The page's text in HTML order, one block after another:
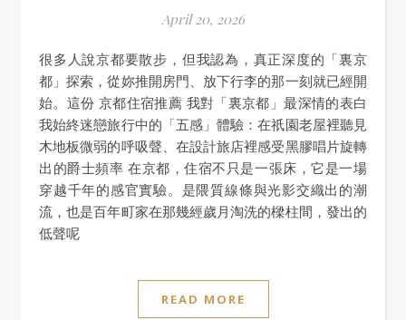
April 20, 2026
很多人說京都要散步，但我認為，真正深度的「裏京
都」探索，從妳推開房門、放下行李的那一刻就已經開
始。這份 京都住宿推薦 我對「裏京都」最深情的表白
我始終迷戀旅行中的「五感」體驗：在祇園老屋裡聽見
木地板微弱的呼吸聲、在設計旅店裡感受黑膠唱片旋轉
出的爵士頻率 在京都，住宿不只是一張床，它是一場
穿越千年的感官實驗。是隈質線條與光影交織出的潮
流，也是百年町家在那幾經歲月淘洗的樑柱間，發出的
低聲呢
READ MORE